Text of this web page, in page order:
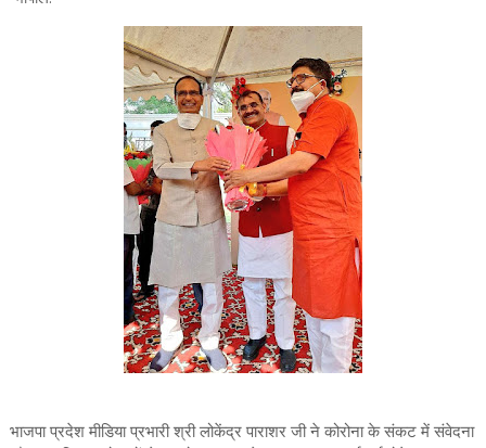
भाजपा प्रदेश मीडिया प्रभारी श्री लोकेंद्र पाराशर जी ने कोरोना के संकट में संवेदना